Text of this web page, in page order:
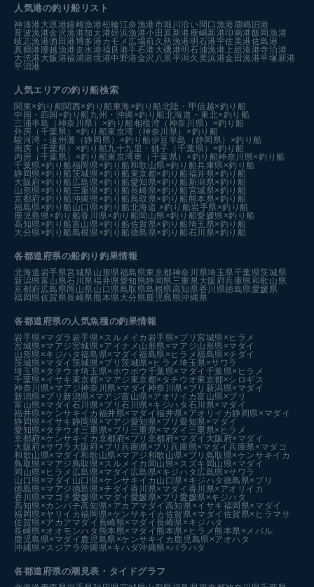
人気港の釣り船リスト
神湊港 大原港鐘崎漁港松輪江奈漁港市堀川沿い 間口漁港 鹿嶋旧港
育波漁港金沢漁港加太港姪浜漁港小田原新港 鹿嶋新港印南港飯岡漁港
岐志漁港酒田港博多港カモメ広場前久慈漁港 明石港宇佐美港佐島港
真鶴港 腰越漁港 走水港福良港手石港 大磯港明石浦漁港 上総湊港寺泊港
大洗港 大飯港福浦港境港中野港金沢八景平潟久美浜港金田漁港平塚新港
平潟港
人気エリアの釣り船検索
関東×釣り船関西×釣り船 東海×釣り船北陸・甲信越×釣り船
中国・四国×釣り船 九州・沖縄×釣り船北海道・東北×釣り船
三浦半島（神奈川県）×釣り船相模湾（神奈川県）×釣り船
外房（千葉県）×釣り船東京湾（神奈川県）×釣り船
駿河湾・遠州灘（静岡県）×釣り船伊豆半島（静岡県）×釣り船
南房（千葉県）×釣り船九十九里・銚子（千葉県）×釣り船
内房（千葉県）×釣り船東京湾奥（千葉県）×釣り船神奈川県×釣り船
千葉県×釣り船福岡県×釣り船和歌山県×釣り船兵庫県×釣り船
静岡県×釣り船茨城県×釣り船 東京都×釣り船福井県×釣り船
大阪府×釣り船 広島県×釣り船愛知県×釣り船 新潟県×釣り船
山形県×釣り船 三重県×釣り船長崎県×釣り船宮城県×釣り船
京都府×釣り船沖縄県×釣り船鳥取県×釣り船 熊本県×釣り船
福島県×釣り船 山口県×釣り船北海道 ×釣り船岩手県×釣り船
鹿児島県×釣り船香川県×釣り船 岡山県×釣り船愛媛県×釣り船
高知県×釣り船富山県×釣り船佐賀県×釣り船埼玉県×釣り船
大分県×釣り船島根県×釣り船徳島県×釣り船石川県×釣り船
各都道府県の船釣り釣果情報
北海道岩手県宮城県山形県福島県東京都神奈川県埼玉県千葉県茨城県
新潟県富山県石川県福井県愛知県静岡県三重県大阪府兵庫県和歌山県
京都府広島県岡山県山口県鳥取県島根県高知県香川県徳島県愛媛県
福岡県佐賀県長崎県熊本県大分県鹿児島県沖縄県
各都道府県の人気魚種の釣果情報
岩手県×マダラ 岩手県×スルメイカ 岩手県×ブリ宮城県×ヒラメ
宮城県×マアジ宮城県×アイナメ 山形県×マアジ山形県×マダイ
山形県×キジハタ福島県×マダイ福島県×ヒラメ福島県×チダイ
茨城県×マダイ 茨城県×ブリ茨城県×ヒラメ埼玉県×サワラ
埼玉県×タチウオ埼玉県×ホウボウ 千葉県×マダイ 千葉県×ヒラメ
千葉県×イサキ 東京都×マアジ 東京都×タチウオ東京都×シロギス
神奈川県×マアジ神奈川県×マダイ 神奈川県×ブリ 新潟県×マダイ
新潟県×ブリ 新潟県×マアジ富山県×アオリイカ富山県×ブリ
富山県×マダイ 石川県×ブリ石川県×キジハタ 石川県×マダイ
福井県×ケンサキイカ 福井県×マダイ福井県×アオリイカ 静岡県×マダイ
静岡県×イサキ 静岡県×マアジ愛知県×ブリ愛知県×マダイ
愛知県×タチウオ三重県×ブリ 三重県×マダイ 三重県×ヒラメ
京都府×ケンサキイカ 京都府×ブリ 京都府×マダイ 大阪府×マダイ
大阪府×サワラ 大阪府×ブリ兵庫県×ブリ兵庫県×マダイ兵庫県×マダコ
和歌山県×マダイ和歌山県×マアジ和歌山県×ブリ 鳥取県×ケンサキイカ
鳥取県×マアジ鳥取県×スルメイカ 岡山県×スズキ 岡山県×マダイ
岡山県×ヒラメ 広島県×マダイ 広島県×キジハタ 広島県×サワラ
山口県×マダイ 山口県×ケンサキイカ 山口県×キジハタ 徳島県×ブリ
徳島県×マアジ徳島県×チダイ 香川県×マダイ 香川県×アオリイカ
香川県×マゴチ愛媛県×マダイ 愛媛県×ブリ愛媛県×キジハタ
高知県×カンパチ高知県×アカアマダイ 高知県×イサキ福岡県×マダイ
福岡県×ヤリイカ福岡県×ケンサキイカ 佐賀県×マダイ 佐賀県×ヒラマサ
佐賀県×アカアマダイ 長崎県×マダイ長崎県×キジハタ
長崎県×オオモンハタ 熊本県×マダイ 熊本県×ヒラメ 熊本県×メバル
鹿児島県×マダイ 鹿児島県×ケンサキイカ 鹿児島県×アオハタ
沖縄県×スジアラ沖縄県×キハダ沖縄県×バラハタ
各都道府県の潮見表 ・タイドグラフ